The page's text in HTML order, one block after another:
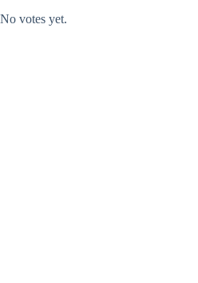
No votes yet.